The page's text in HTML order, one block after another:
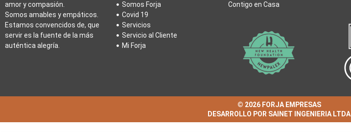
amor y compasión.
Somos amables y empáticos.
Estamos convencidos de, que
servir es la fuente de la más
auténtica alegría.
Somos Forja
Covid 19
Servicios
Servicio al Cliente
Mi Forja
Contigo en Casa
© 2026 FORJA EMPRESAS
DESARROLLO POR SAINET INGENIERIA LTDA